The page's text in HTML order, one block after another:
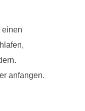
einen
anfangen.